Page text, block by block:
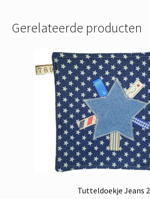
Gerelateerde producten
Tutteldoekje Jeans 2